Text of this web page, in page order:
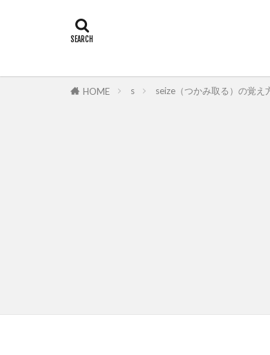
HOME s seize（つかみ取る）の覚え